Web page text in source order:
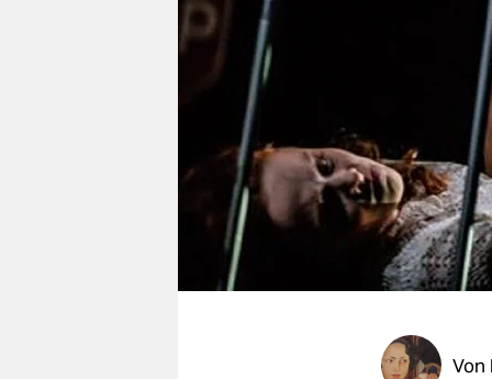
verlag
veranstaltungen
shop
fragen & hilfe
unterstützen
abo
Von